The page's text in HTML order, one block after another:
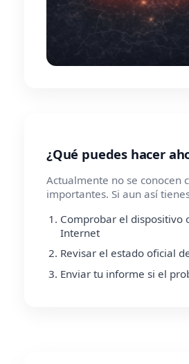
¿Qué puedes hacer
Actualmente no se conocen
importantes. Si aun así
Comprobar el dispositivo
Internet
Revisar el estado oficial
Enviar tu informe si el